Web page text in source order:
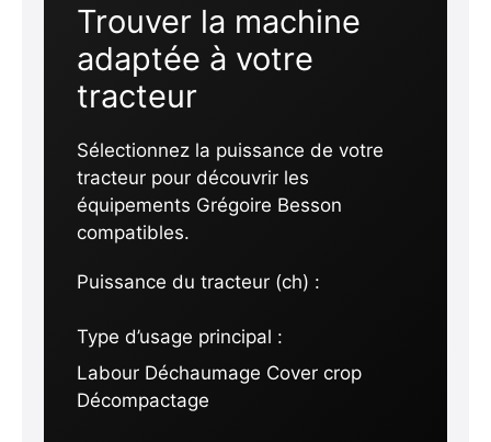
Trouver la machine
adaptée à votre
tracteur
Sélectionnez la puissance de votre
tracteur pour découvrir les
équipements Grégoire Besson
compatibles.
Puissance du tracteur (ch) :
Type d’usage principal :
Labour Déchaumage Cover crop
Décompactage